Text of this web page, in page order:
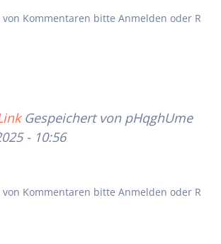
von Kommentaren bitte Anmelden oder R
Gespeichert von pHqghUme
- 10:56
von Kommentaren bitte Anmelden oder R